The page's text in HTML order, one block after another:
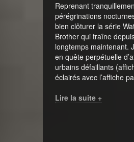
Reprenant
pérégrinations
bien clôturer la série
Brother qui traîne
longtemps maintenant.
en quête perpétuelle
urbains défaillants
éclairés avec l’affiche
Lire la suite +